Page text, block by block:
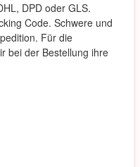
DPD oder GLS.
Code. Schwere und
Für die
bei der Bestellung ihre